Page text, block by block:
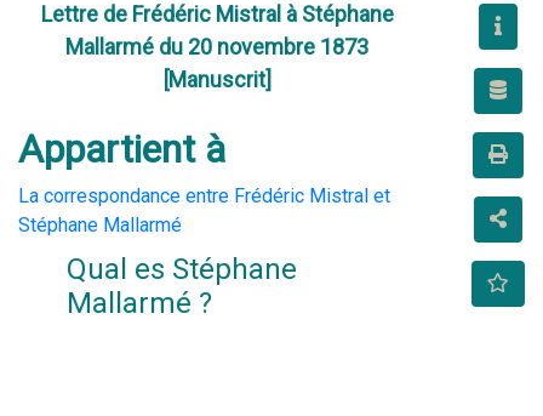
Lettre de Frédéric Mistral à Stéphane
Mallarmé du 20 novembre 1873
[Manuscrit]
Appartient à
La correspondance entre Frédéric Mistral et
Stéphane Mallarmé
Qual es Stéphane
Mallarmé ?